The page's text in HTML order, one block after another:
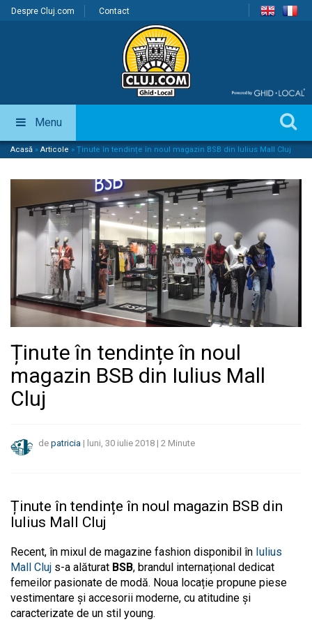
Despre Cluj.com Contact
Menu
Acasă » Articole » Ținute în tendințe în noul magazin BSB din Iulius Mall Cluj
Ținute în tendințe în noul
magazin BSB din Iulius Mall
Cluj
de patricia | luni, 30 iulie 2018 | 2 Minute
Ținute în tendințe în noul magazin BSB din
Iulius Mall Cluj
Recent, în mixul de magazine fashion disponibil în Iulius
Mall Cluj s-a alăturat BSB, brandul internațional dedicat
femeilor pasionate de modă. Noua locație propune piese
vestimentare și accesorii moderne, cu atitudine și
caracterizate de un stil young.